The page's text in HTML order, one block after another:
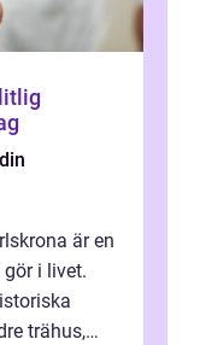
är en
i livet.
trähus,